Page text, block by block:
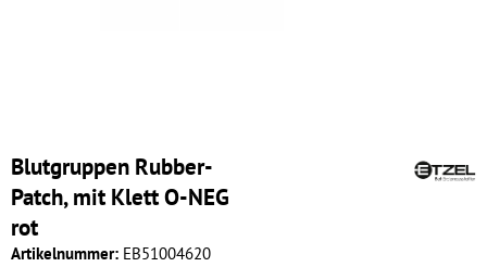
Blutgruppen Rubber-
Patch, mit Klett O-NEG
rot
Artikelnummer: EB51004620